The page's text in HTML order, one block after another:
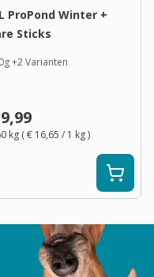
ProPond Winter +
Sticks
+2Varianten
kg (€ 16,65 / 1 kg)